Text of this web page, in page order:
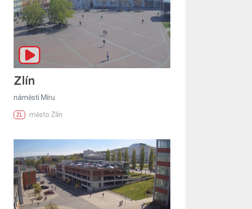
Zlín
náměstí Míru
ZL město Zlín